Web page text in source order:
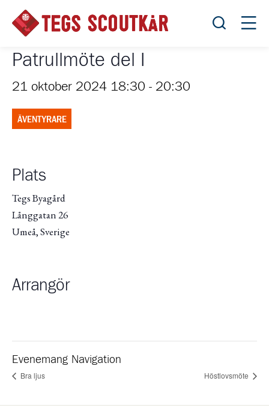
Öppna
Patrullmöte del I
21 oktober 2024 18:30 - 20:30
ÄVENTYRARE
Plats
Tegs Byagård
Långgatan 26
Umeå,Sverige
Arrangör
Evenemang Navigation
Bra ljus Höstlovsmöte